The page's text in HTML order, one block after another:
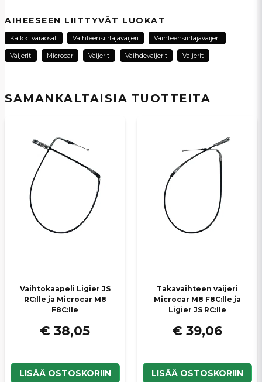
SAMANKALTAISIA ​​TUOTTEITA
Vaihtokaapeli Ligier JS
RC:lle ja Microcar M8
F8C:lle
€ 38,05
LISÄÄ OSTOSKORIIN
Takavaihteen vaijeri
Microcar M8 F8C:lle ja
Ligier JS RC:lle
€ 39,06
LISÄÄ OSTOSKORIIN
Kysy meiltä tästä tuotteesta...
Kyllä, voit julkaista kysymykseni
Lähetä kysymys
AIHEESEEN LIITTYVÄT LUOKAT
Kaikki varaosat Vaihteensiirtäjävaijeri Vaihteensiirtäjävaijeri
Vaijerit Microcar Vaijerit Vaihdevaijerit Vaijerit